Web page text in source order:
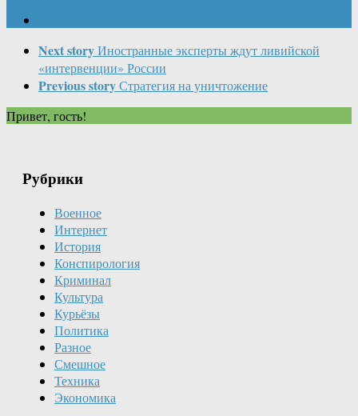
Next storyИностранные эксперты ждут ливийской
«интервенции» России
Previous storyСтратегия на уничтожение
Привет, гость!
Рубрики
Военное
Интернет
История
Конспирология
Криминал
Культура
Курьёзы
Политика
Разное
Смешное
Техника
Экономика